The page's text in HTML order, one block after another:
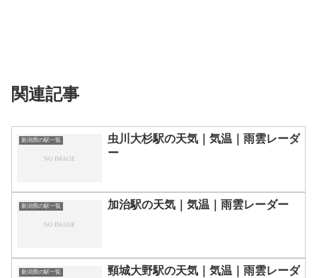
関連記事
新潟県の駅一覧
虫川大杉駅の天気｜気温｜雨雲レーダ
ー
新潟県の駅一覧 加治駅の天気｜気温｜雨雲レーダー
新潟県の駅一覧
頸城大野駅の天気｜気温｜雨雲レーダ